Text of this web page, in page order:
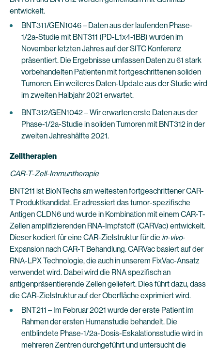
entwickelt.
BNT311/GEN1046 – Daten aus der laufenden Phase-
1/2a-Studie mit BNT311 (PD-L1x4-1BB) wurden im
November letzten Jahres auf der SITC Konferenz
präsentiert. Die Ergebnisse umfassen Daten zu 61 stark
vorbehandelten Patienten mit fortgeschrittenen soliden
Tumoren. Ein weiteres Daten-Update aus der Studie wird
im zweiten Halbjahr 2021 erwartet.
BNT312/GEN1042 – Wir erwarten erste Daten aus der
Phase-1/2a-Studie in soliden Tumoren mit BNT312 in der
zweiten Jahreshälfte 2021.
Zelltherapien
CAR-T-Zell-Immuntherapie
BNT211 ist BioNTechs am weitesten fortgeschrittener CAR-
T Produktkandidat. Er adressiert das tumor-spezifische
Antigen CLDN6 und wurde in Kombination mit einem CAR-T-
Zellen amplifizierenden RNA-Impfstoff (CARVac) entwickelt.
Dieser kodiert für eine CAR-Zielstruktur für die in-vivo-
Expansion nach CAR-T Behandlung. CARVac basiert auf der
RNA-LPX Technologie, die auch in unserem FixVac-Ansatz
verwendet wird. Dabei wird die RNA spezifisch an
antigenpräsentierende Zellen geliefert. Dies führt dazu, dass
die CAR-Zielstruktur auf der Oberfläche exprimiert wird.
BNT211 – Im Februar 2021 wurde der erste Patient im
Rahmen der ersten Humanstudie behandelt. Die
entblindete Phase-1/2a-Dosis-Eskalationsstudie wird in
mehreren Zentren durchgeführt und untersucht die